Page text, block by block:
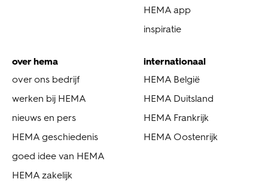
HEMA app
inspiratie
over hema
over ons bedrijf
werken bij HEMA
nieuws en pers
HEMA geschiedenis
goed idee van HEMA
HEMA zakelijk
internationaal
HEMA België
HEMA Duitsland
HEMA Frankrijk
HEMA Oostenrijk